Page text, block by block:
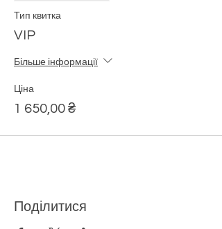
Тип квитка
VIP
Більше інформації
Ціна
1 650,00 ₴
Поділитися